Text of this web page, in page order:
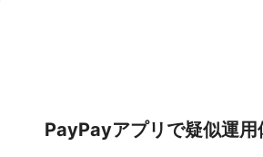
PayPayアプリで疑似運